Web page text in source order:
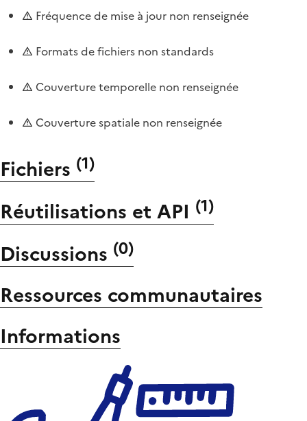
Fréquence de mise à jour non renseignée
Formats de fichiers non standards
Couverture temporelle non renseignée
Couverture spatiale non renseignée
Fichiers (1)
Réutilisations et API (1)
Discussions (0)
Ressources communautaires
Informations